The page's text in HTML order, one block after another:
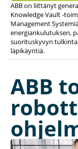
ABB on liittänyt
Knowledge Vault -
Management
energiankulutuksen,
suorituskyvyn
läpikäyntiä.
ABB